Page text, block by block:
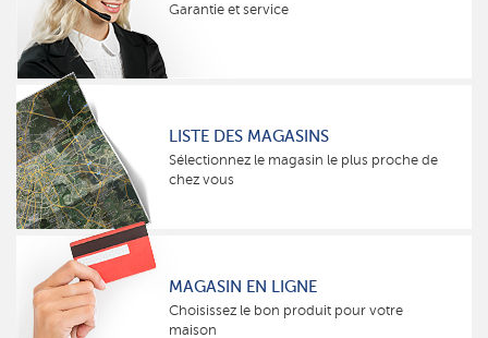
Garantie et service
LISTE DES MAGASINS
Sélectionnez le magasin le plus proche de
chez vous
MAGASIN EN LIGNE
Choisissez le bon produit pour votre
maison